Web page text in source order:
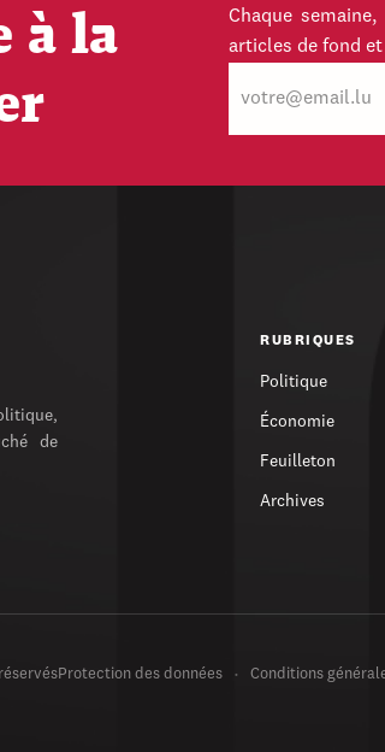
à la
Chaque
articles de fond
mail
de
RUBRIQUES
Politique
Économie
Feuilleton
Archives
Protection des données Conditions